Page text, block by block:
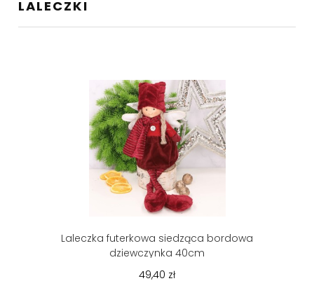
LALECZKI
Laleczka futerkowa siedząca bordowa
dziewczynka 40cm
49,40 zł